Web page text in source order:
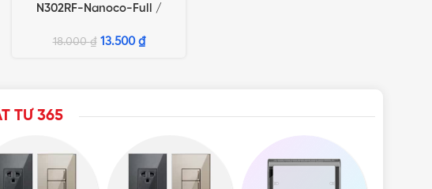
N302RF-Nanoco-Full /
FXF302RW-Nano-Full
18.000₫ 13.500 ₫
TƯ 365